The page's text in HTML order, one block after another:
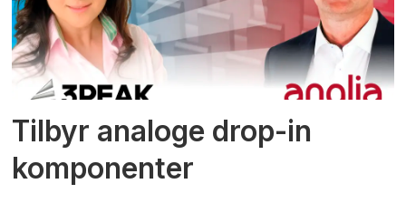
Tilbyr analoge drop-in
komponenter